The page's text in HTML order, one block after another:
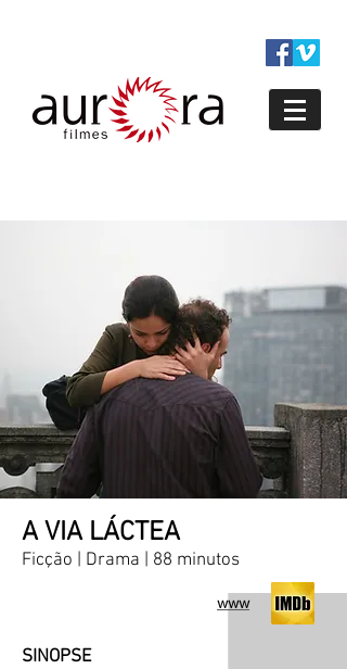
A VIA LÁCTEA
Ficção | Drama | 88 minutos
SINOPSE
www